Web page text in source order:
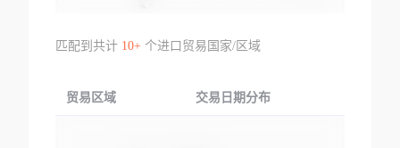
匹配到共计 10+个进口贸易国家/区域
贸易区域 交易日期分布